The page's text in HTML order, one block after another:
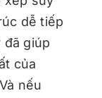
dễ tiếp
đã giúp
của
nếu